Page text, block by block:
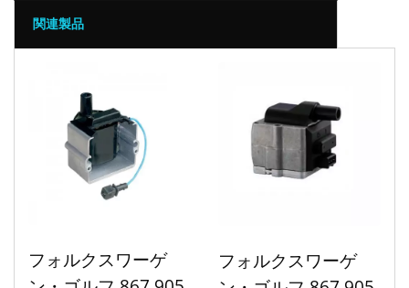
関連製品
フォルクスワーゲ
フォルクスワーゲ